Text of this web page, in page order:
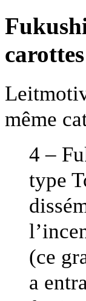
carottes
même
4 –
type
(ce
a